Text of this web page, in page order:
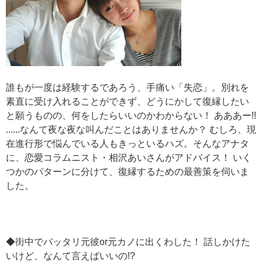
誰もが一度は経験するであろう、手痛い「失恋」。別れを
素直に受け入れることができず、どうにかして復縁したい
と願うものの、何をしたらいいのかわからない！ あああー!!
......なんて夜な夜な叫んだことはありませんか？ むしろ、現
在進行形で悩んでいる人もきっといるハズ。そんなアナタ
に、恋愛コラムニスト・相沢あいさんがアドバイス！ いく
つかのパターンに分けて、復縁するための最善策を伺いま
した。
◆街中でバッタリ元彼or元カノに出くわした！ 話しかけた
いけど、なんて言えばいいの!?